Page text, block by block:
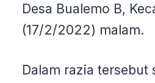
Desa Bualemo B,
(17/2/2022) malam.
Dalam razia tersebut